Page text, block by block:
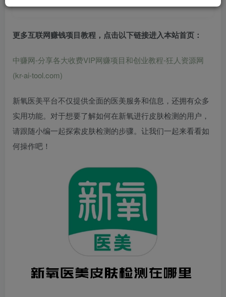
更多互联网赚钱项目教程，点击以下链接进入本站首页 ：
中赚网-分享各大收费VIP网赚项目和创业教程-狂人资源网
(kr-ai-tool.com)
新氧医美平台不仅提供全面的医美服务和信息，还拥有众多
实用功能。对于想要了解如何在新氧进行皮肤检测的用户，
请跟随小编一起探索皮肤检测的步骤。让我们一起来看看如
何操作吧！